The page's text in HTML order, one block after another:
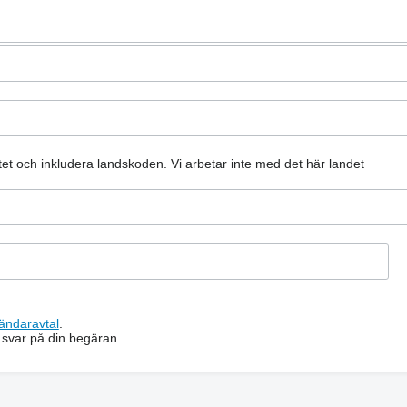
leveling the surface of the field, destroying the soil crust,
and industrial crops, planting seeds and fertilizers.
pcs : 8
och inkludera landskoden. Vi arbetar inte med det här landet
.
på din begäran.